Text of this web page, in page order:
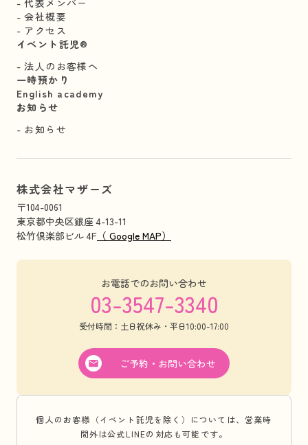
会社概要
アクセス
イベント託児®︎
法人のお客様へ
一時預かり
English academy
お知らせ
お知らせ
株式会社マザーズ
〒104-0061
東京都中央区銀座 4-13-11
松竹倶楽部ビル 4F （ Google MAP）
お電話でのお問い合わせ
03-3547-3340
受付時間：土日祝休み・平日10:00-17:00
ご予約・お問い合わせ
個人のお客様（イベント託児を除く）については、営業時
間外は公式LINEの対応も可能です。